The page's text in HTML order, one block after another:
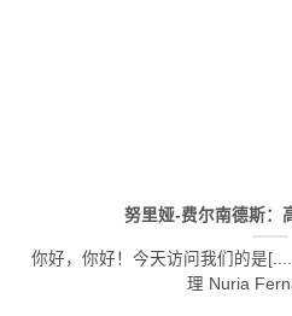
努里娅-费尔南德斯：
你好，你好！今天访问我们的是
理 Nuria